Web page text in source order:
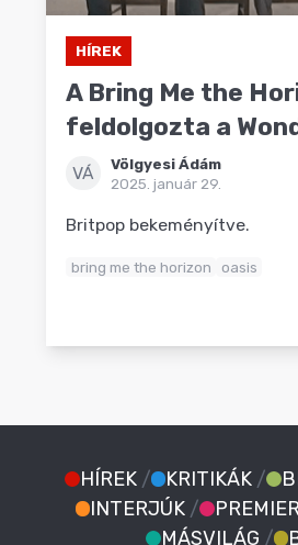
BLOG
HÍREK
A Bring Me the
feldolgozta a
VÁ
Völgyesi Ádám
2025. január 29.
Britpop bekeményítve.
bring me the horizon oasis
HÍREK / KRITIKÁK /
INTERJÚK /
MÁSVILÁG /